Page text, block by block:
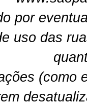
por
uso das
(como